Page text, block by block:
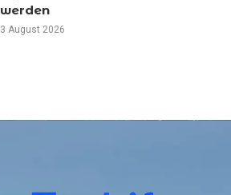
werden
3 August 2026